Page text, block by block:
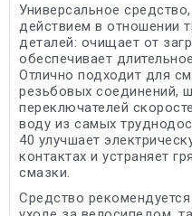
Универсальное
действием в отношении
деталей: очищает от
обеспечивает
Отлично подходит для
резьбовых соединений,
переключателей
воду из самых
40 улучшает
контактах и устраняет
смазки.
Средство